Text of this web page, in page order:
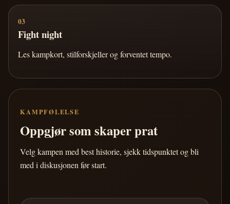
03
Fight night
Les kampkort, stilforskjeller og forventet tempo.
KAMPFØLELSE
Oppgjør som skaper prat
Velg kampen med best historie, sjekk tidspunktet og bli
med i diskusjonen før start.